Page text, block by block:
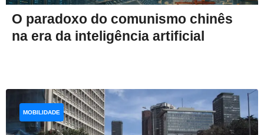
O paradoxo do comunismo chinês
na era da inteligência artificial
MOBILIDADE